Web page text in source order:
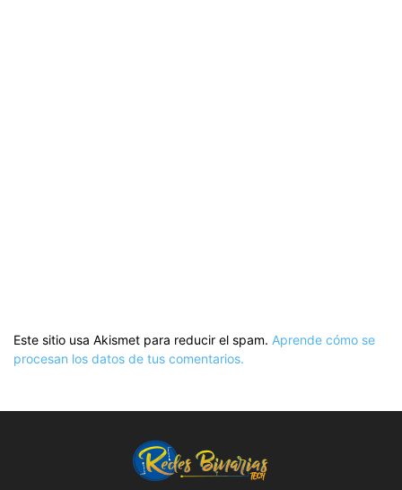
Este sitio usa Akismet para reducir el spam. Aprende cómo se
procesan los datos de tus comentarios.